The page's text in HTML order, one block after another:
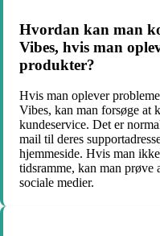
Hvordan kan man
Vibes, hvis man
produkter?
Hvis man oplever
Vibes, kan man forsøge at
kundeservice. Det er
mail til deres
hjemmeside. Hvis man
tidsramme, kan man prøve
sociale medier.